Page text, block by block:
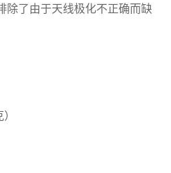
除了由于天线极化不正确而缺